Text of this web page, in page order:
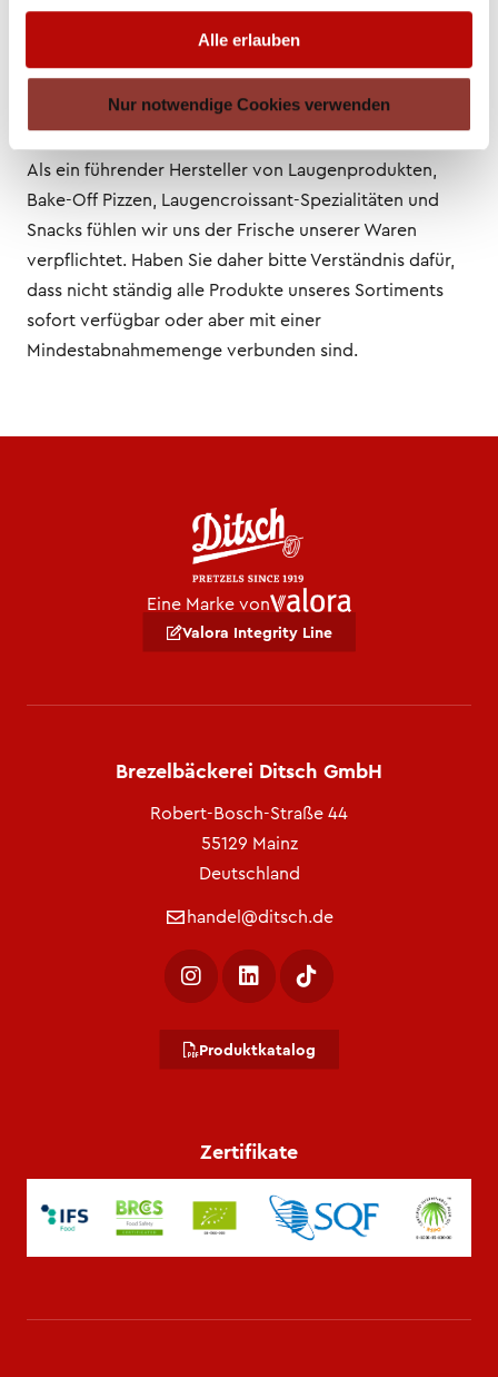
Alle erlauben
Nur notwendige Cookies verwenden
Anwendbares Recht und Gerichtsstand
Als ein führender Hersteller von Laugenprodukten,
Bake-Off Pizzen, Laugencroissant-Spezialitäten und
Snacks fühlen wir uns der Frische unserer Waren
verpflichtet. Haben Sie daher bitte Verständnis dafür,
dass nicht ständig alle Produkte unseres Sortiments
sofort verfügbar oder aber mit einer
Mindestabnahmemenge verbunden sind.
Eine Marke von
Valora Integrity Line
Brezelbäckerei Ditsch GmbH
Robert-Bosch-Straße 44
55129 Mainz
Deutschland
handel@ditsch.de
Produktkatalog
Zertifikate